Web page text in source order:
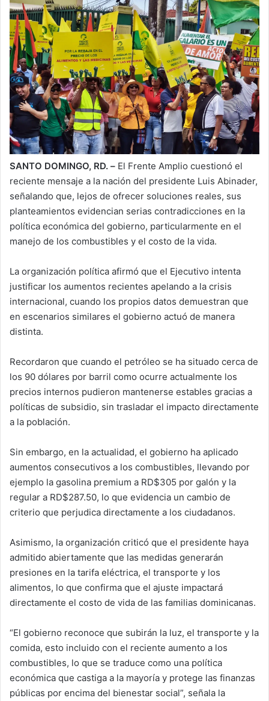
SANTO DOMINGO, RD. – El Frente Amplio cuestionó el
reciente mensaje a la nación del presidente Luis Abinader,
señalando que, lejos de ofrecer soluciones reales, sus
planteamientos evidencian serias contradicciones en la
política económica del gobierno, particularmente en el
manejo de los combustibles y el costo de la vida.
La organización política afirmó que el Ejecutivo intenta
justificar los aumentos recientes apelando a la crisis
internacional, cuando los propios datos demuestran que
en escenarios similares el gobierno actuó de manera
distinta.
Recordaron que cuando el petróleo se ha situado cerca de
los 90 dólares por barril como ocurre actualmente los
precios internos pudieron mantenerse estables gracias a
políticas de subsidio, sin trasladar el impacto directamente
a la población.
Sin embargo, en la actualidad, el gobierno ha aplicado
aumentos consecutivos a los combustibles, llevando por
ejemplo la gasolina premium a RD$305 por galón y la
regular a RD$287.50, lo que evidencia un cambio de
criterio que perjudica directamente a los ciudadanos.
Asimismo, la organización criticó que el presidente haya
admitido abiertamente que las medidas generarán
presiones en la tarifa eléctrica, el transporte y los
alimentos, lo que confirma que el ajuste impactará
directamente el costo de vida de las familias dominicanas.
“El gobierno reconoce que subirán la luz, el transporte y la
comida, esto incluido con el reciente aumento a los
combustibles, lo que se traduce como una política
económica que castiga a la mayoría y protege las finanzas
públicas por encima del bienestar social”, señala la